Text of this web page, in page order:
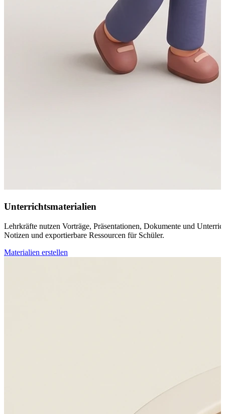
Unterrichtsmaterialien
Lehrkräfte nutzen Vorträge, Präsentationen, Dokumente und
Notizen und exportierbare Ressourcen für Schüler.
Materialien erstellen